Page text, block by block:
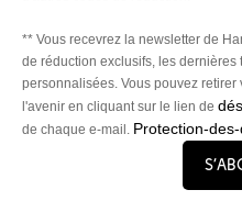
** Vous recevrez la newsletter de
de réduction exclusifs, les
personnalisées. Vous pouvez
l'avenir en cliquant sur le lien de
de chaque e-mail. Protection-